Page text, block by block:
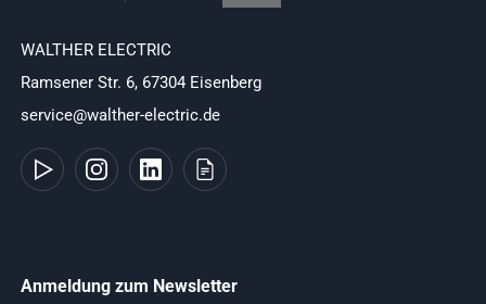
WALTHER ELECTRIC
Ramsener Str. 6, 67304 Eisenberg
service@walther-electric.de
Anmeldung zum Newsletter